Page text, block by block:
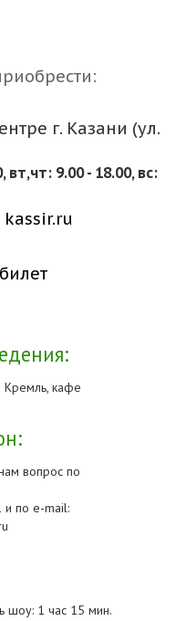
г. Казани (ул.
вт,чт: 9.00 - 18.00, вс:
kassir.ru
Кремль, кафе
вопрос по
по e-mail:
шоу: 1 час 15 мин.